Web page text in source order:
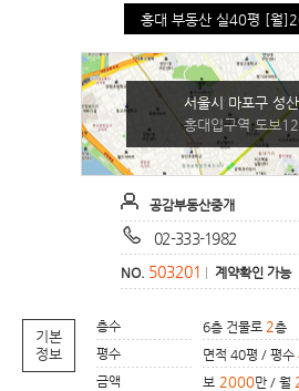
서울시 마포구 성
홍대입구역 도보
홍대 부동산 실40평 [월
공감부동산중개
02-333-1982
NO. 503201 계약확인 가능
기본
정보
층수 6층 건물로 2층
평수
면적 40평 / 평수
금액
보2000만 / 월